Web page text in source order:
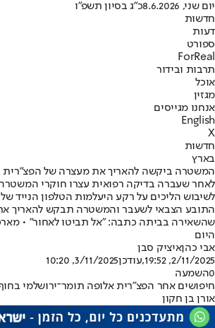
יום שני, 8.6.2026
כ"ג בסיון תשפ"ו
חדשות
דעות
ספורט
ForReal
תרבות ובידור
אוכל
מגזין
אנחנו מגייסים
English
X
חדשות
בארץ
המשטרה ביקשה להאריך את מעצרה של הפצ״רית
לאחר שעברה בדיקה רפואית עצרו חוקרי
לשיבוש הליכים על רקע היעלמות הטלפון הנייד
התובע הצבאי לשעבר והמשטרה תבקש להאריך
שהשאירה בביתה כתבה: "אל תביטו לאחור" •
היום
אבי כהןאיציק סבן
2/11/2025, 19:52
,עודכן3/11/2025, 10:20
0השמעה
חיפושים אחר הפצ"רית אלופה תומר־ירושלמי
אורן בן חקון